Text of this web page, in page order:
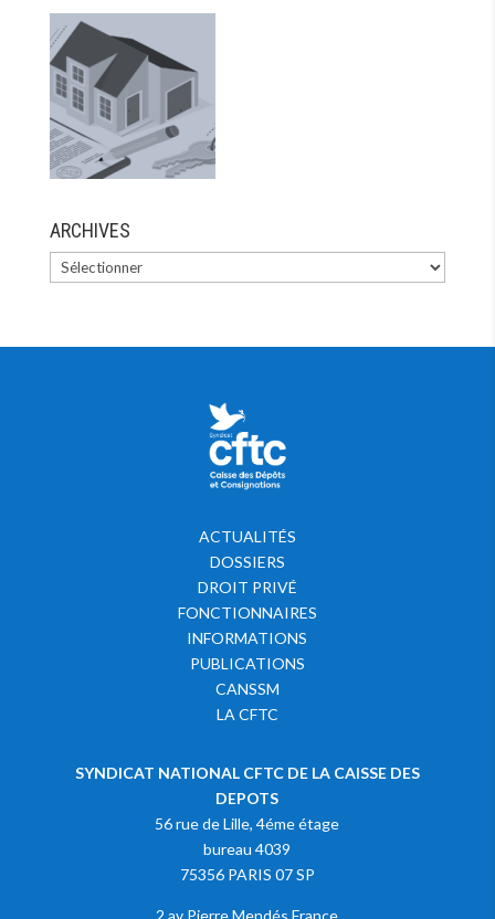
ARCHIVES
ACTUALITÉS
DOSSIERS
DROIT PRIVÉ
FONCTIONNAIRES
INFORMATIONS
PUBLICATIONS
CANSSM
LA CFTC
SYNDICAT NATIONAL CFTC DE LA CAISSE DES
DEPOTS
56 rue de Lille, 4éme étage
bureau 4039
75356 PARIS 07 SP
2 av Pierre Mendés France